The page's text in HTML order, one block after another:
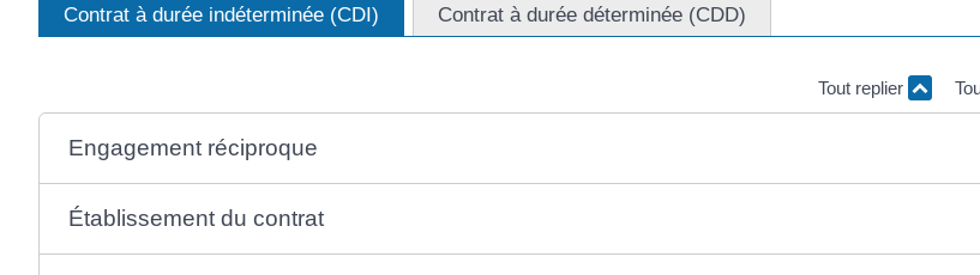
Contrat à durée indéterminée (CDI) Contrat à durée déterminée (CDD)
Tout replier
Engagement réciproque
Établissement du contrat